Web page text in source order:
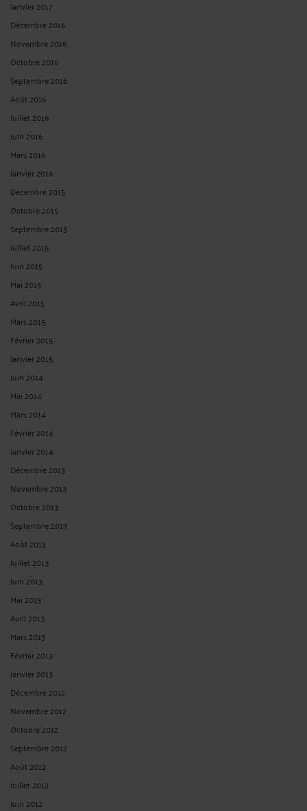
Janvier 2017
Décembre 2016
Novembre 2016
Octobre 2016
Septembre 2016
Août 2016
Juillet 2016
Juin 2016
Mars 2016
Janvier 2016
Décembre 2015
Octobre 2015
Septembre 2015
Juillet 2015
Juin 2015
Mai 2015
Avril 2015
Mars 2015
Février 2015
Janvier 2015
Juin 2014
Mai 2014
Mars 2014
Février 2014
Janvier 2014
Décembre 2013
Novembre 2013
Octobre 2013
Septembre 2013
Août 2013
Juillet 2013
Juin 2013
Mai 2013
Avril 2013
Mars 2013
Février 2013
Janvier 2013
Décembre 2012
Novembre 2012
Octobre 2012
Septembre 2012
Août 2012
Juillet 2012
Juin 2012